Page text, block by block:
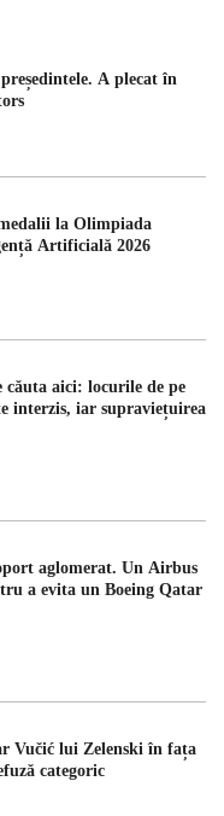
A plecat în
la Olimpiada
Artificială 2026
aici: locurile de pe
interzis, iar supraviețuirea
aglomerat. Un Airbus
a evita un Boeing Qatar
Vučić lui Zelenski în fața
categoric